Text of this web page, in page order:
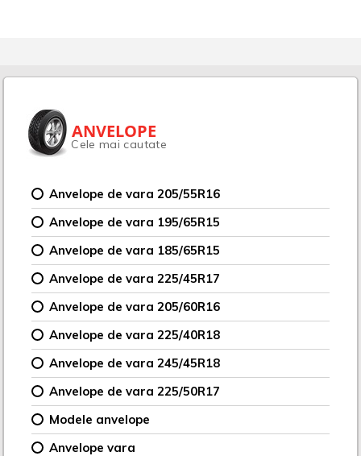
ANVELOPE
Cele mai cautate
Anvelope de vara 205/55R16
Anvelope de vara 195/65R15
Anvelope de vara 185/65R15
Anvelope de vara 225/45R17
Anvelope de vara 205/60R16
Anvelope de vara 225/40R18
Anvelope de vara 245/45R18
Anvelope de vara 225/50R17
Modele anvelope
Anvelope vara